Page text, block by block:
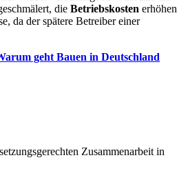
die Betriebskosten erhöhen
da der spätere Betreiber einer
geht Bauen in Deutschland
Zusammenarbeit in